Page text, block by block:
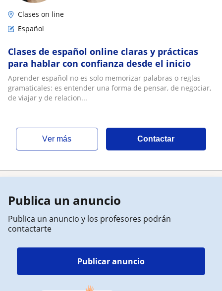
Clases on line
Español
Clases de español online claras y prácticas
para hablar con confianza desde el inicio
Aprender español no es solo memorizar palabras o reglas
gramaticales: es entender una forma de pensar, de negociar,
de viajar y de relacion...
ver más Contactar
Publica un anuncio
Publica un anuncio y los profesores podrán
contactarte
Publicar anuncio